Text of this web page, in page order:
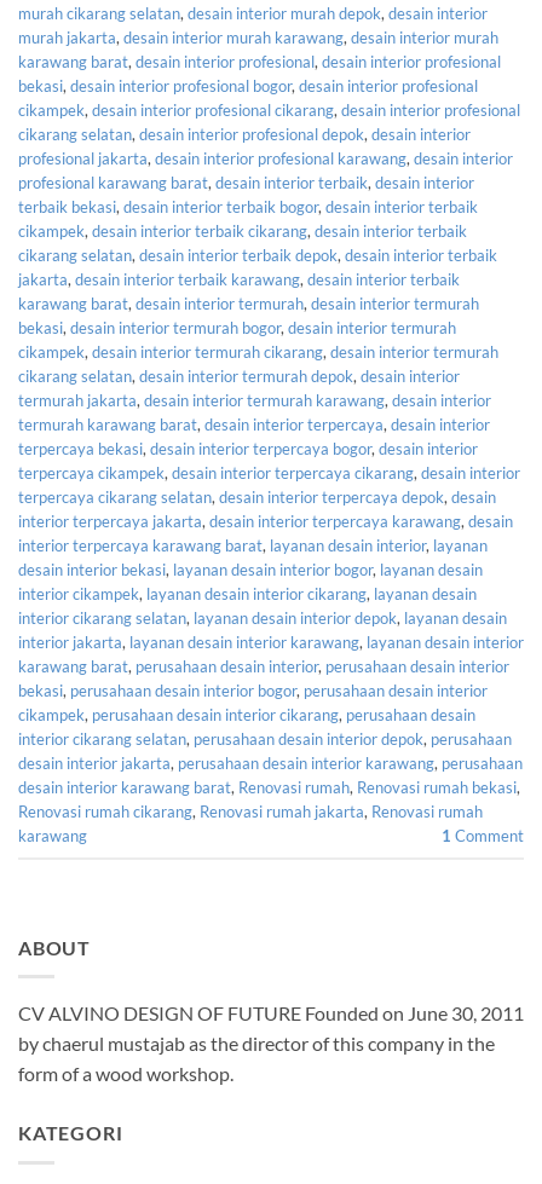
murah cikarang selatan, desain interior murah depok, desain interior
murah jakarta, desain interior murah karawang, desain interior murah
karawang barat, desain interior profesional, desain interior profesional
bekasi, desain interior profesional bogor, desain interior profesional
cikampek, desain interior profesional cikarang, desain interior profesional
cikarang selatan, desain interior profesional depok, desain interior
profesional jakarta, desain interior profesional karawang, desain interior
profesional karawang barat, desain interior terbaik, desain interior
terbaik bekasi, desain interior terbaik bogor, desain interior terbaik
cikampek, desain interior terbaik cikarang, desain interior terbaik
cikarang selatan, desain interior terbaik depok, desain interior terbaik
jakarta, desain interior terbaik karawang, desain interior terbaik
karawang barat, desain interior termurah, desain interior termurah
bekasi, desain interior termurah bogor, desain interior termurah
cikampek, desain interior termurah cikarang, desain interior termurah
cikarang selatan, desain interior termurah depok, desain interior
termurah jakarta, desain interior termurah karawang, desain interior
termurah karawang barat, desain interior terpercaya, desain interior
terpercaya bekasi, desain interior terpercaya bogor, desain interior
terpercaya cikampek, desain interior terpercaya cikarang, desain interior
terpercaya cikarang selatan, desain interior terpercaya depok, desain
interior terpercaya jakarta, desain interior terpercaya karawang, desain
interior terpercaya karawang barat, layanan desain interior, layanan
desain interior bekasi, layanan desain interior bogor, layanan desain
interior cikampek, layanan desain interior cikarang, layanan desain
interior cikarang selatan, layanan desain interior depok, layanan desain
interior jakarta, layanan desain interior karawang, layanan desain interior
karawang barat, perusahaan desain interior, perusahaan desain interior
bekasi, perusahaan desain interior bogor, perusahaan desain interior
cikampek, perusahaan desain interior cikarang, perusahaan desain
interior cikarang selatan, perusahaan desain interior depok, perusahaan
desain interior jakarta, perusahaan desain interior karawang, perusahaan
desain interior karawang barat, Renovasi rumah, Renovasi rumah bekasi,
Renovasi rumah cikarang, Renovasi rumah jakarta, Renovasi rumah
karawang
1 Comment
ABOUT
CV ALVINO DESIGN OF FUTURE Founded on June 30, 2011
by chaerul mustajab as the director of this company in the
form of a wood workshop.
KATEGORI